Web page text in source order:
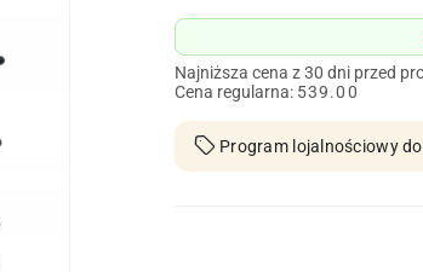
Najniższa cena z 30 dni przed
Cena regularna: 539.00
Program lojalnościowy